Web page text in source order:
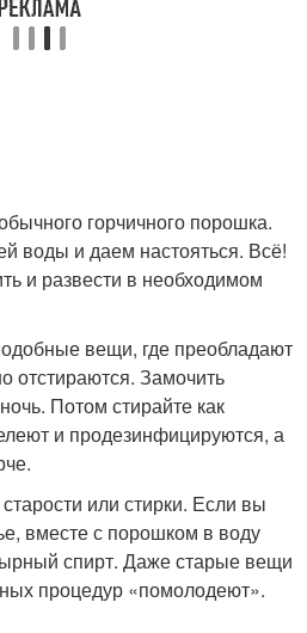
горчичного порошка.
воды и даем настояться. Всё!
и развести в необходимом
вещи, где преобладают
отстираются. Замочить
Потом стирайте как
и продезинфицируются, а
или стирки. Если вы
вместе с порошком в воду
спирт. Даже старые вещи
процедур «помолодеют».